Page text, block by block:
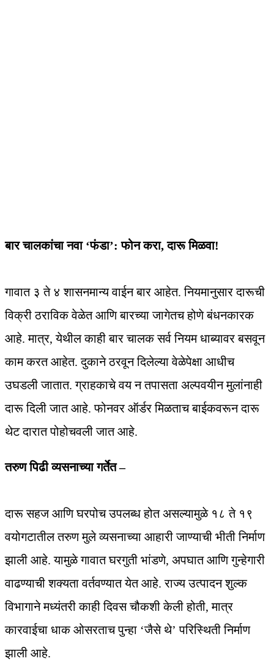
बार चालकांचा नवा ‘फंडा’: फोन करा, दारू मिळवा!
गावात ३ ते ४ शासनमान्य वाईन बार आहेत. नियमानुसार दारूची
विक्री ठराविक वेळेत आणि बारच्या जागेतच होणे बंधनकारक
आहे. मात्र, येथील काही बार चालक सर्व नियम धाब्यावर बसवून
काम करत आहेत. दुकाने ठरवून दिलेल्या वेळेपेक्षा आधीच
उघडली जातात. ग्राहकाचे वय न तपासता अल्पवयीन मुलांनाही
दारू दिली जात आहे. फोनवर ऑर्डर मिळताच बाईकवरून दारू
थेट दारात पोहोचवली जात आहे.
तरुण पिढी व्यसनाच्या गर्तेत –
दारू सहज आणि घरपोच उपलब्ध होत असल्यामुळे १८ ते १९
वयोगटातील तरुण मुले व्यसनाच्या आहारी जाण्याची भीती निर्माण
झाली आहे. यामुळे गावात घरगुती भांडणे, अपघात आणि गुन्हेगारी
वाढण्याची शक्यता वर्तवण्यात येत आहे. राज्य उत्पादन शुल्क
विभागाने मध्यंतरी काही दिवस चौकशी केली होती, मात्र
कारवाईचा धाक ओसरताच पुन्हा ‘जैसे थे’ परिस्थिती निर्माण
झाली आहे.